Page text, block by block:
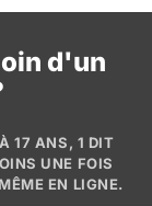
d'un
17 ANS, 1 DIT
UNE FOIS
EN LIGNE.